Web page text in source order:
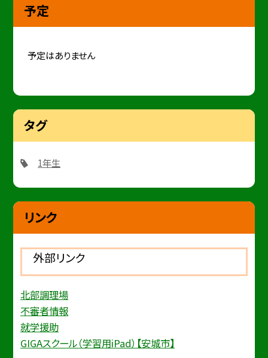
予定
予定はありません
タグ
1年生
リンク
外部リンク
北部調理場
不審者情報
就学援助
GIGAスクール（学習用iPad）【安城市】